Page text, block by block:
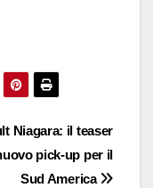
Niagara: il teaser
pick-up per il
Sud America